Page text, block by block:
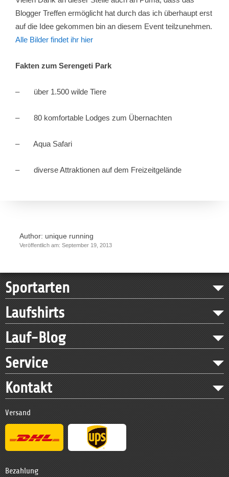
Blogger Treffen ermöglicht hat durch das ich überhaupt erst
auf die Idee gekommen bin an diesem Event teilzunehmen.
Alle Bilder findet ihr hier
Fakten zum Serengeti Park
– über 1.500 wilde Tiere
– 80 komfortable Lodges zum Übernachten
– Aqua Safari
– diverse Attraktionen auf dem Freizeitgelände
Author: unique running
Veröffentlich am: September 19, 2013
Sportarten
Laufshirts
Lauf-Blog
Service
Kontakt
Versand
Bezahlung